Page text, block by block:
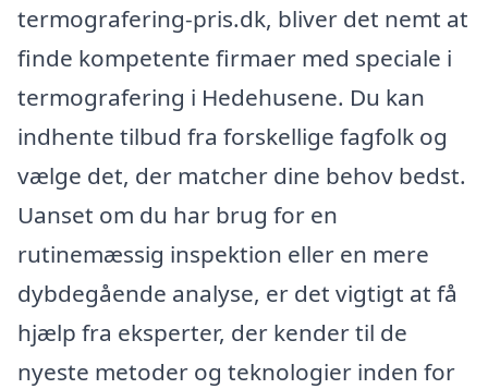
termografering-pris.dk, bliver det nemt at
finde kompetente firmaer med speciale i
termografering i Hedehusene. Du kan
indhente tilbud fra forskellige fagfolk og
vælge det, der matcher dine behov bedst.
Uanset om du har brug for en
rutinemæssig inspektion eller en mere
dybdegående analyse, er det vigtigt at få
hjælp fra eksperter, der kender til de
nyeste metoder og teknologier inden for